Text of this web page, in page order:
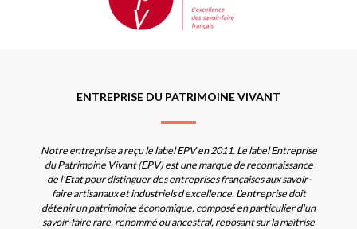
ENTREPRISE DU PATRIMOINE VIVANT
Notre entreprise a reçu le label EPV en 2011. Le label Entreprise
du Patrimoine Vivant (EPV) est une marque de reconnaissance
de l'Etat pour distinguer des entreprises françaises aux savoir-
faire artisanaux et industriels d'excellence. L'entreprise doit
détenir un patrimoine économique, composé en particulier d'un
savoir-faire rare, renommé ou ancestral, reposant sur la maîtrise